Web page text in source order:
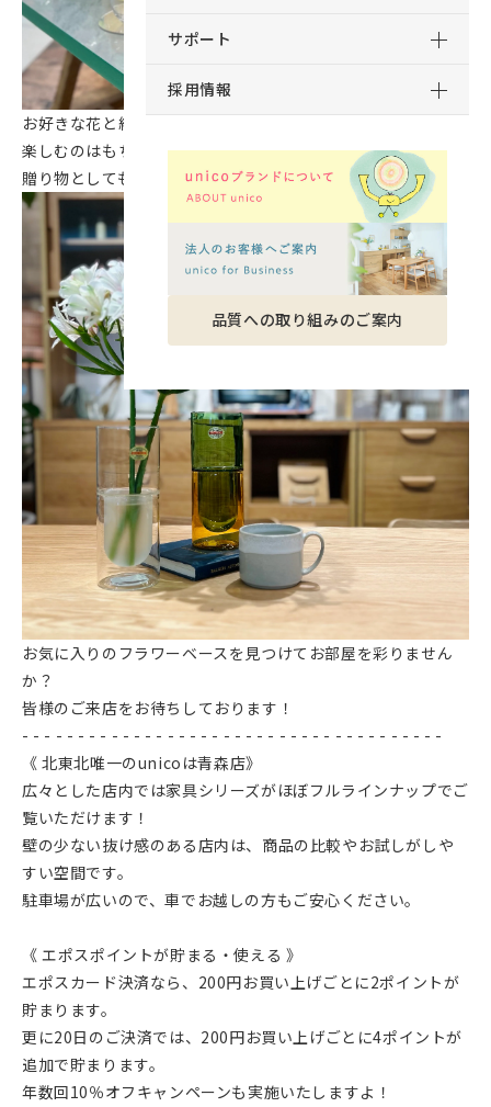
サポート
採用情報
品質への取り組みのご案内
お好きな花と組み合わせてお部屋のインテリアにプラスして
楽しむのはもちろん、
贈り物としてもぴったりのアイテムを取り揃えています♪
お気に入りのフラワーベースを見つけてお部屋を彩りません
か？
皆様のご来店をお待ちしております！
- - - - - - - - - - - - - - - - - - - - - - - - - - - - - - - - - - - - - -
《 北東北唯一のunicoは青森店》
広々とした店内では家具シリーズがほぼフルラインナップでご
覧いただけます！
壁の少ない抜け感のある店内は、商品の比較やお試しがしや
すい空間です。
駐車場が広いので、車でお越しの方もご安心ください。
《 エポスポイントが貯まる・使える 》
エポスカード決済なら、200円お買い上げごとに2ポイントが
貯まります。
更に20日のご決済では、200円お買い上げごとに4ポイントが
追加で貯まります。
年数回10％オフキャンペーンも実施いたしますよ！